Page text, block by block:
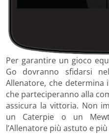
Per garantire un gioco
Go dovranno sfidarsi
Allenatore, che determina
che parteciperanno alla
assicura la vittoria. Non
un Caterpie o un
l’Allenatore più astuto e